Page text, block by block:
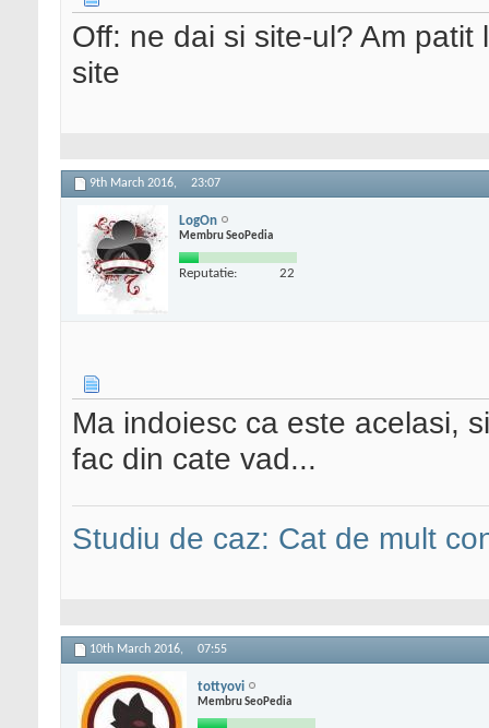
Off: ne dai si site-ul? Am
site
9th March 2016, 23:07
LogOn
Membru SeoPedia
Reputatie: 22
Ma indoiesc ca este acelasi,
fac din cate vad...
Studiu de caz: Cat de mult
10th March 2016, 07:55
tottyovi
Membru SeoPedia